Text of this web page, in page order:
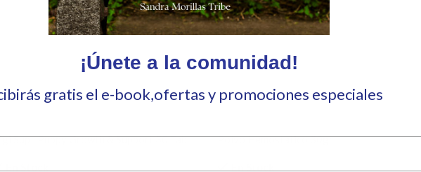
Valoraciones
Aún no hay reseñas
Supl. Puppy Growth & Support 30 Tab. Polvo Hemostatico 30gr
¡Únete a la comunidad!
gratis el e-book,ofertas y promociones especiales